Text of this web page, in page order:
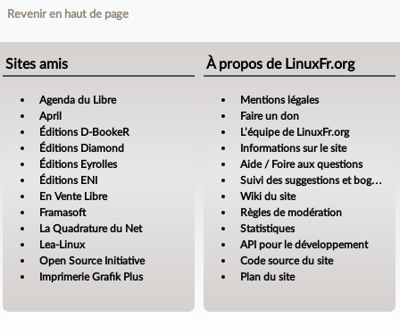
Revenir en haut de page
Sites amis
Agenda du Libre
April
Éditions D-BookeR
Éditions Diamond
Éditions Eyrolles
Éditions ENI
En Vente Libre
Framasoft
La Quadrature du Net
Lea-Linux
Open Source Initiative
Imprimerie Grafik Plus
À propos de LinuxFr.org
Mentions légales
Faire un don
L’équipe de LinuxFr.org
Informations sur le site
Aide / Foire aux questions
Suivi des suggestions et bogues
Wiki du site
Règles de modération
Statistiques
API pour le développement
Code source du site
Plan du site